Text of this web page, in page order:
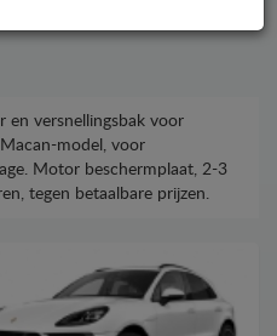
en versnellingsbak voor
model, voor
Motor beschermplaat, 2-3
tegen betaalbare prijzen.